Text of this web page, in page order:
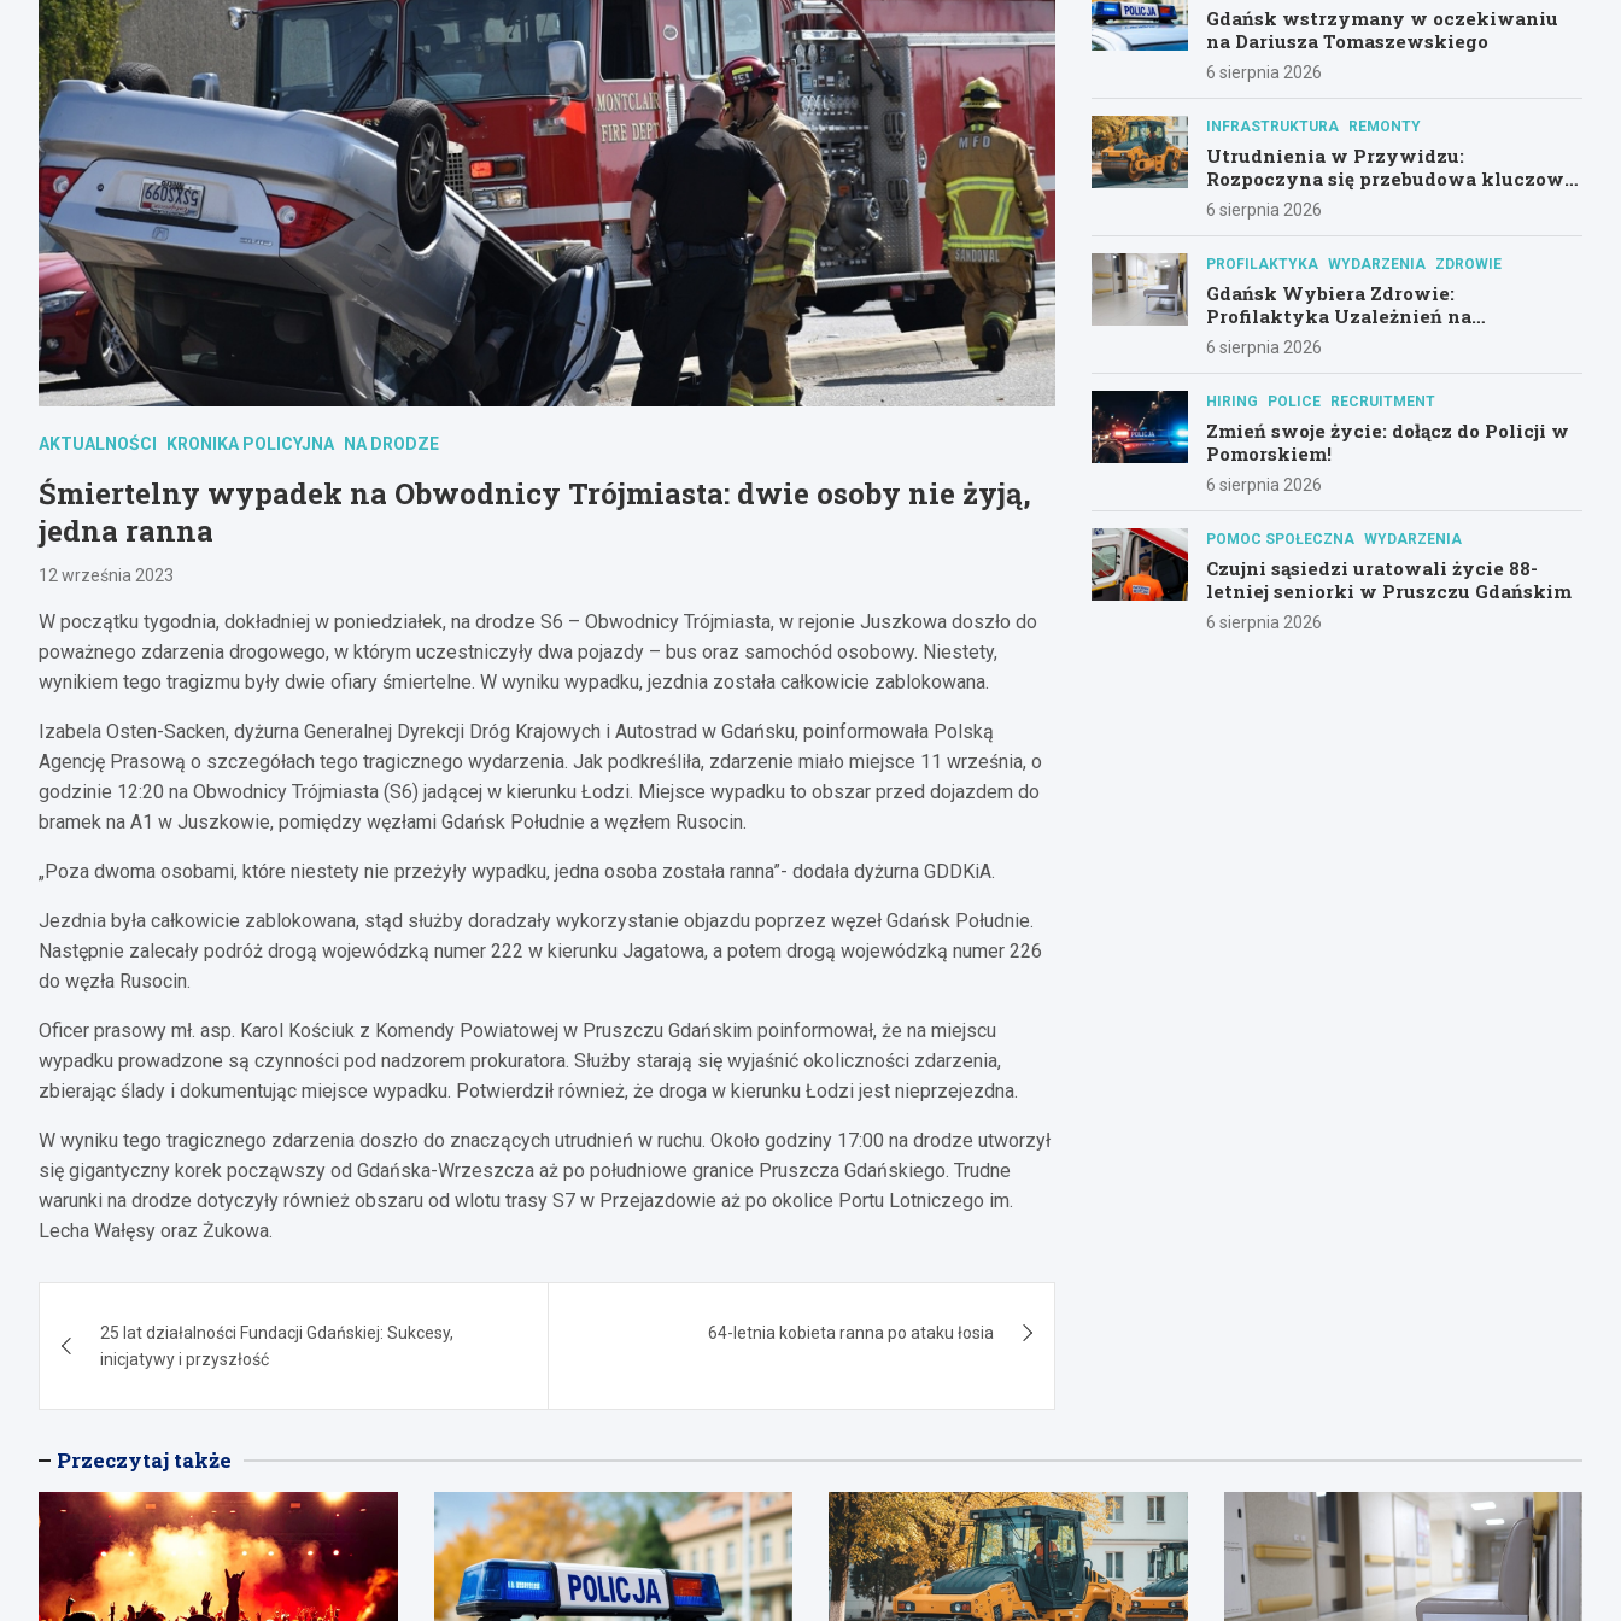
AKTUALNOŚCI KRONIKA POLICYJNA NA DRODZE
Śmiertelny wypadek na Obwodnicy Trójmiasta: dwie osoby nie żyją,
jedna ranna
12 września 2023
W początku tygodnia, dokładniej w poniedziałek, na drodze S6 – Obwodnicy Trójmiasta, w rejonie Juszkowa doszło do
poważnego zdarzenia drogowego, w którym uczestniczyły dwa pojazdy – bus oraz samochód osobowy. Niestety,
wynikiem tego tragizmu były dwie ofiary śmiertelne. W wyniku wypadku, jezdnia została całkowicie zablokowana.
Izabela Osten-Sacken, dyżurna Generalnej Dyrekcji Dróg Krajowych i Autostrad w Gdańsku, poinformowała Polską
Agencję Prasową o szczegółach tego tragicznego wydarzenia. Jak podkreśliła, zdarzenie miało miejsce 11 września, o
godzinie 12:20 na Obwodnicy Trójmiasta (S6) jadącej w kierunku Łodzi. Miejsce wypadku to obszar przed dojazdem do
bramek na A1 w Juszkowie, pomiędzy węzłami Gdańsk Południe a węzłem Rusocin.
„Poza dwoma osobami, które niestety nie przeżyły wypadku, jedna osoba została ranna”- dodała dyżurna GDDKiA.
Jezdnia była całkowicie zablokowana, stąd służby doradzały wykorzystanie objazdu poprzez węzeł Gdańsk Południe.
Następnie zalecały podróż drogą wojewódzką numer 222 w kierunku Jagatowa, a potem drogą wojewódzką numer 226
do węzła Rusocin.
Oficer prasowy mł. asp. Karol Kościuk z Komendy Powiatowej w Pruszczu Gdańskim poinformował, że na miejscu
wypadku prowadzone są czynności pod nadzorem prokuratora. Służby starają się wyjaśnić okoliczności zdarzenia,
zbierając ślady i dokumentując miejsce wypadku. Potwierdził również, że droga w kierunku Łodzi jest nieprzejezdna.
W wyniku tego tragicznego zdarzenia doszło do znaczących utrudnień w ruchu. Około godziny 17:00 na drodze utworzył
się gigantyczny korek począwszy od Gdańska-Wrzeszcza aż po południowe granice Pruszcza Gdańskiego. Trudne
warunki na drodze dotyczyły również obszaru od wlotu trasy S7 w Przejazdowie aż po okolice Portu Lotniczego im.
Lecha Wałęsy oraz Żukowa.
wpisu
25 lat działalności Fundacji Gdańskiej: Sukcesy,
inicjatywy i przyszłość
64-letnia kobieta ranna po ataku łosia
Gdańsk wstrzymany w oczekiwaniu
na Dariusza Tomaszewskiego
6 sierpnia 2026
INFRASTRUKTURA REMONTY
Utrudnienia w Przywidzu:
Rozpoczyna się przebudowa kluczowej
drogi!
6 sierpnia 2026
PROFILAKTYKA WYDARZENIA ZDROWIE
Gdańsk Wybiera Zdrowie:
Profilaktyka Uzależnień na
Pierwszym Planie
6 sierpnia 2026
HIRING POLICE RECRUITMENT
Zmień swoje życie: dołącz do Policji w
Pomorskiem!
6 sierpnia 2026
POMOC SPOŁECZNA WYDARZENIA
Czujni sąsiedzi uratowali życie 88-
letniej seniorki w Pruszczu Gdańskim
6 sierpnia 2026
Przeczytaj także